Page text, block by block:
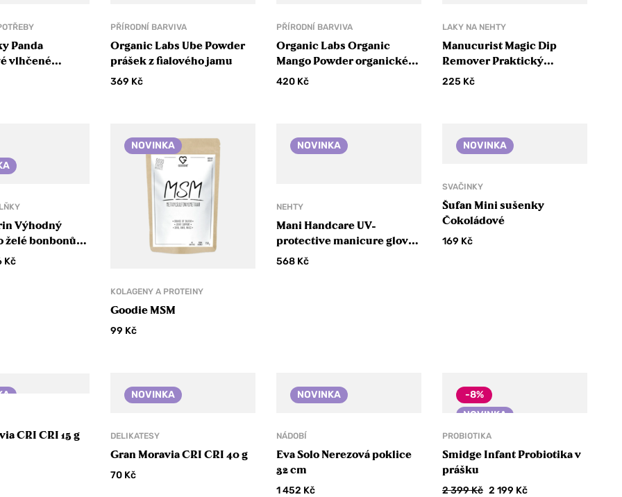
Panda
vlhčené
obličej
PŘÍRODNÍ BARVIVA
Organic Labs Ube Powder
prášek z fialového jamu
369 Kč
PŘÍRODNÍ BARVIVA
Organic Labs Organic
Mango Powder organické
mango
420 Kč
LAKY NA NEHTY
Manucurist Magic Dip
Remover Praktický
odlakovač
225 Kč
Výhodný
želé bonbonů
Strong
Kč
NOVINKA
KOLAGENY A PROTEINY
Goodie MSM
99 Kč
NOVINKA
NEHTY
Mani Handcare UV-
protective manicure gloves
UPF50+
568 Kč
NOVINKA
SVAČINKY
Šufan Mini sušenky
Čokoládové
169 Kč
CRI CRI 15 g
NOVINKA
DELIKATESY
Gran Moravia CRI CRI 40 g
70 Kč
NOVINKA
NÁDOBÍ
Eva Solo Nerezová poklice
32 cm
1 452 Kč
-8%
NOVINKA
PROBIOTIKA
Smidge Infant Probiotika v
prášku
2 399Kč 2 199 Kč